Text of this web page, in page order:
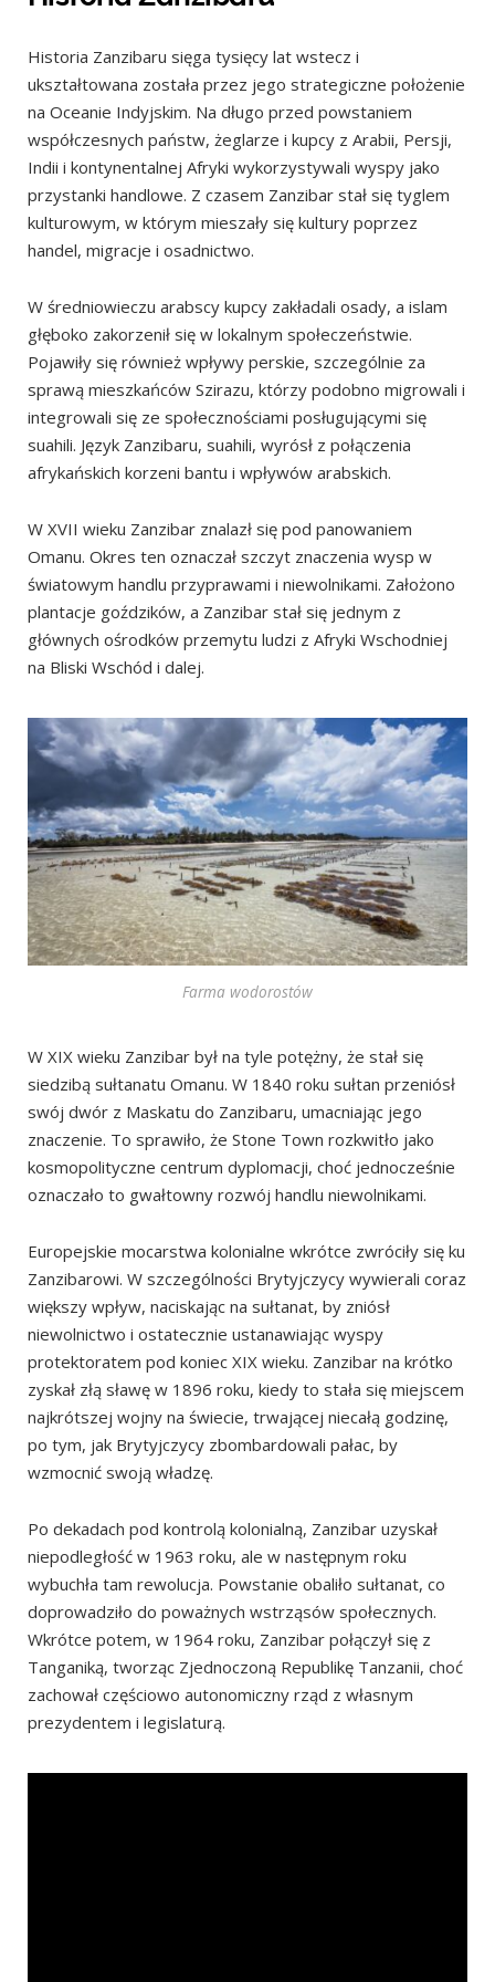
Wyspa Chapwani
Północ Zanzibaru
Plaża Nungwi
Akwarium (Zanzibar Aquarium)
Królewska Plaża (Royal Beach)
Plaża Kendwa (Kendwa Beach)
Ruiny i jaskinia Fukuchani (Fukuchani Ruins & Cave)
Plaża Muyuni (Muyuni Beach)
Wyspa Mnemba
Matemwe
Plaża Kiwengwa (Kiwengwa Beach)
Jaskinie Kiwengwa (Kiwengwa Caves)
Plaża Pongwe (Pongwe Beach)
Mangapwani (Mangapwani Slave Chamber)
Bunkier z czasów II wojny światowej (Second World War
Bunker)
Południe Zanzibaru
Plaża Pingwe (Pingwe Beach)
Mwani Zanzibar
Plaża Paje (Paje Beach)
Jaskinia Kuza (Kuza Cave)
Jaskinia Maalum (Maalum Cave)
Plaża Jambiani (Jambiani Beach)
Jambiani Sandbank
Plaża i latarnia morska Makunduchi
Kizimkazi Mkunguni
Park Narodowy Lasu Jozani
Historyczny dom Bi Khole (Historic House of Bi Khole )
Safari Blue
Wyspa Kwale
Historia Zanzibaru sięga tysięcy lat wstecz i
ukształtowana została przez jego strategiczne położenie
na Oceanie Indyjskim. Na długo przed powstaniem
współczesnych państw, żeglarze i kupcy z Arabii, Persji,
Indii i kontynentalnej Afryki wykorzystywali wyspy jako
przystanki handlowe. Z czasem Zanzibar stał się tyglem
kulturowym, w którym mieszały się kultury poprzez
handel, migracje i osadnictwo.
W średniowieczu arabscy ​​kupcy zakładali osady, a islam
głęboko zakorzenił się w lokalnym społeczeństwie.
Pojawiły się również wpływy perskie, szczególnie za
sprawą mieszkańców Szirazu, którzy podobno migrowali i
integrowali się ze społecznościami posługującymi się
suahili. Język Zanzibaru, suahili, wyrósł z połączenia
afrykańskich korzeni bantu i wpływów arabskich.
W XVII wieku Zanzibar znalazł się pod panowaniem
Omanu. Okres ten oznaczał szczyt znaczenia wysp w
światowym handlu przyprawami i niewolnikami. Założono
plantacje goździków, a Zanzibar stał się jednym z
głównych ośrodków przemytu ludzi z Afryki Wschodniej
na Bliski Wschód i dalej.
Farma wodorostów
W XIX wieku Zanzibar był na tyle potężny, że stał się
siedzibą sułtanatu Omanu. W 1840 roku sułtan przeniósł
swój dwór z Maskatu do Zanzibaru, umacniając jego
znaczenie. To sprawiło, że Stone Town rozkwitło jako
kosmopolityczne centrum dyplomacji, choć jednocześnie
oznaczało to gwałtowny rozwój handlu niewolnikami.
Europejskie mocarstwa kolonialne wkrótce zwróciły się ku
Zanzibarowi. W szczególności Brytyjczycy wywierali coraz
większy wpływ, naciskając na sułtanat, by zniósł
niewolnictwo i ostatecznie ustanawiając wyspy
protektoratem pod koniec XIX wieku. Zanzibar na krótko
zyskał złą sławę w 1896 roku, kiedy to stała się miejscem
najkrótszej wojny na świecie, trwającej niecałą godzinę,
po tym, jak Brytyjczycy zbombardowali pałac, by
wzmocnić swoją władzę.
Po dekadach pod kontrolą kolonialną, Zanzibar uzyskał
niepodległość w 1963 roku, ale w następnym roku
wybuchła tam rewolucja. Powstanie obaliło sułtanat, co
doprowadziło do poważnych wstrząsów społecznych.
Wkrótce potem, w 1964 roku, Zanzibar połączył się z
Tanganiką, tworząc Zjednoczoną Republikę Tanzanii, choć
zachował częściowo autonomiczny rząd z własnym
prezydentem i legislaturą.